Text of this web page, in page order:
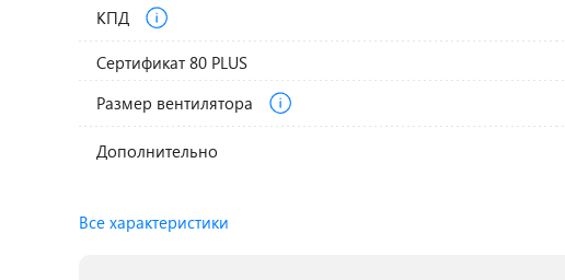
КПД
Сертификат 80 PLUS
Размер вентилятора
Дополнительно
Все характеристики